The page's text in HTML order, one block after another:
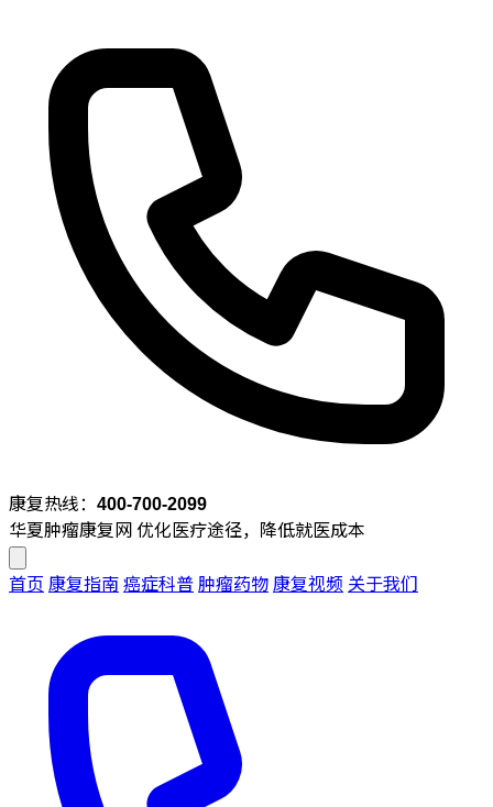
康复热线： 400-700-2099
华夏肿瘤康复网 优化医疗途径，降低就医成本
首页 康复指南癌症科普肿瘤药物康复视频 关于我们